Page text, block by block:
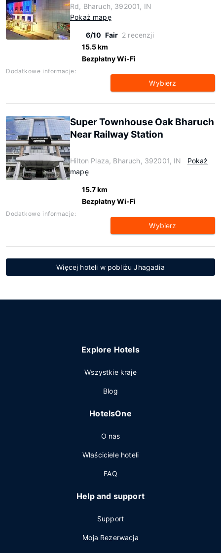
Rd, Bharuch, 392001, IN
Pokaż mapę
6/10 Fair 2 recenzji
15.5 km
Bezpłatny Wi-Fi
Dodatkowe informacje:
Wybierz
Super Townhouse Oak Bharuch
Near Railway Station
Hilton Plaza, Bharuch, 392001, IN
Pokaż
mapę
15.7 km
Bezpłatny Wi-Fi
Dodatkowe informacje:
Wybierz
Więcej hoteli w pobliżu Jhagadia
Explore Hotels
Wszystkie kraje
Blog
HotelsOne
O nas
Właściciele hoteli
FAQ
Help and support
Support
Moja Rezerwacja